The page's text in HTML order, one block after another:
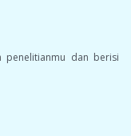
penelitianmu dan berisi